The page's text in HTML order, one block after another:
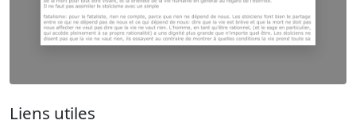
Liens utiles